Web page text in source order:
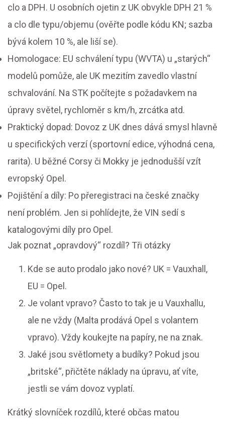
clo a DPH. U osobních ojetin z UK obvykle DPH 21 %
a clo dle typu/objemu (ověřte podle kódu KN; sazba
bývá kolem 10 %, ale liší se).
Homologace: EU schválení typu (WVTA) u „starých“
modelů pomůže, ale UK mezitím zavedlo vlastní
schvalování. Na STK počítejte s požadavkem na
úpravy světel, rychloměr s km/h, zrcátka atd.
Praktický dopad: Dovoz z UK dnes dává smysl hlavně
u specifických verzí (sportovní edice, výhodná cena,
rarita). U běžné Corsy či Mokky je jednodušší vzít
evropský Opel.
Pojištění a díly: Po přeregistraci na české značky
není problém. Jen si pohlídejte, že VIN sedí s
katalogovými díly pro Opel.
Jak poznat „opravdový“ rozdíl? Tři otázky
Kde se auto prodalo jako nové? UK = Vauxhall,
EU = Opel.
Je volant vpravo? Často to tak je u Vauxhallu,
ale ne vždy (Malta prodává Opel s volantem
vpravo). Vždy koukejte na papíry, ne na znak.
Jaké jsou světlomety a budíky? Pokud jsou
„britské“, přičtěte náklady na úpravu, ať víte,
jestli se vám dovoz vyplatí.
Krátký slovníček rozdílů, které občas matou